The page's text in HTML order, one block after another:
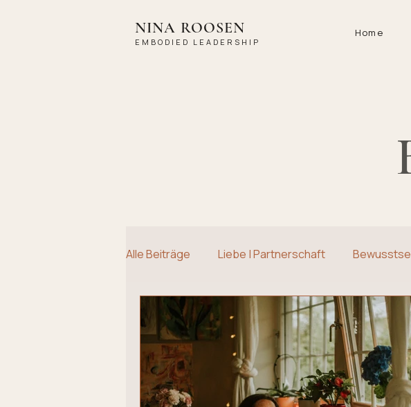
NINA ROOSEN
EMBODIED LEADERSHIP
Home
Alle Beiträge Liebe | Partnerschaft
Coaching Raunächte Selbstreflektion